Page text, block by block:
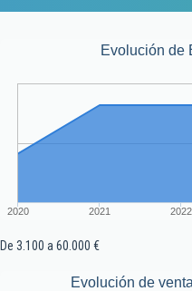
Evolución de
2020 2021 2022
De 3.100 a 60.000 €
Evolución de